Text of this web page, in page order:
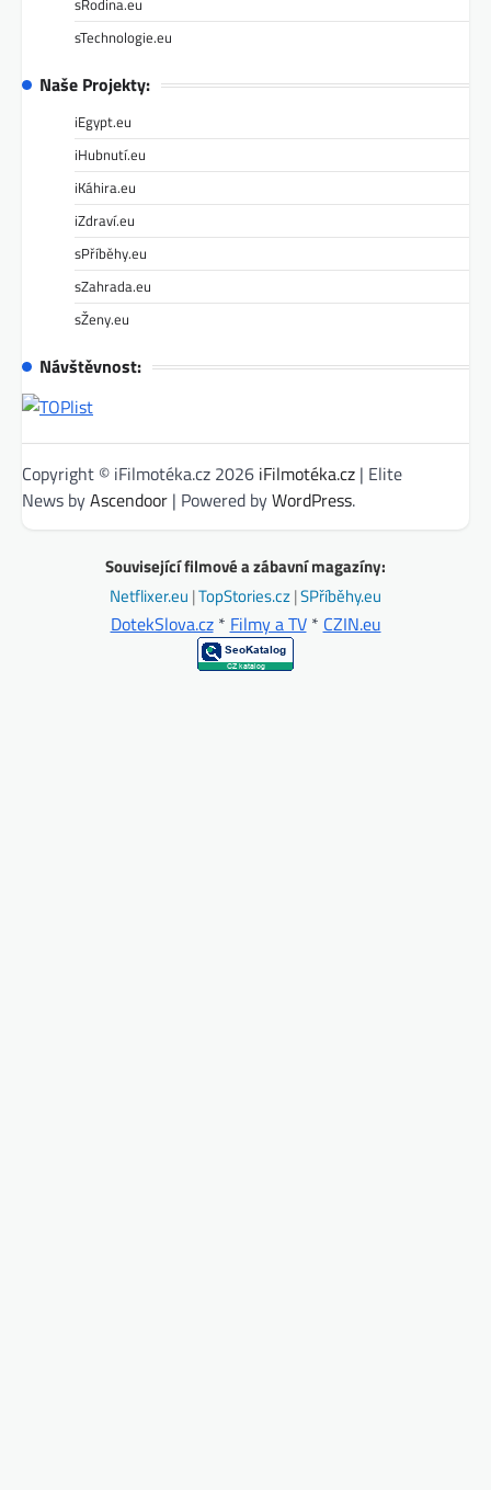
sRodina.eu
sTechnologie.eu
Naše Projekty:
iEgypt.eu
iHubnutí.eu
iKáhira.eu
iZdraví.eu
sPříběhy.eu
sZahrada.eu
sŽeny.eu
Návštěvnost:
Copyright © iFilmotéka.cz 2026 iFilmotéka.cz | Elite
News byAscendoor | Powered byWordPress.
Související filmové a zábavní magazíny:
Netflixer.eu |TopStories.cz|SPříběhy.eu
DotekSlova.cz* Filmy a TV* CZIN.eu